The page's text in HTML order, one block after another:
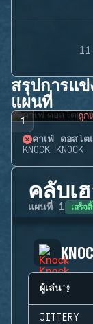
สรุปการแ
แผนที่
1 ถูก
คาเฟ่ ดอสโต
KNOCK KNOCK
คลับเ
แผนที่ 1 เสร็จ
ผู้เล่น
JITTERY